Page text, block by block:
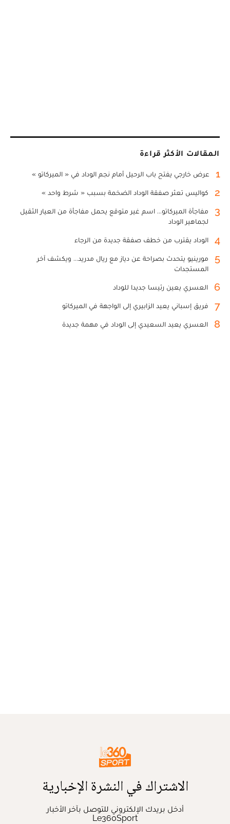
المقالات الأكثر قراءة
1 عرض خارجي يفتح باب الرحيل أمام نجم الوداد في « الميركاتو »
2 كواليس تعثر صفقة الوداد الضخمة بسبب « شرط واحد »
3
مفاجأة الميركاتو... اسم غير متوقع يحمل مفاجأة من العيار الثقيل
لجماهير الوداد
4 الوداد يقترب من خطف صفقة جديدة من الرجاء
5
مورينيو يتحدث بصراحة عن دياز مع ريال مدريد... ويكشف آخر
المستجدات
6 العسري يعين رئيسا جديدا للوداد
7 فريق إسباني يعيد الزابيري إلى الواجهة في الميركاتو
8 العسري يعيد السعيدي إلى الوداد في مهمة جديدة
الاشتراك في النشرة الإخبارية
أدخل بريدك الإلكتروني للتوصل بآخر الأخبار
Le360Sport